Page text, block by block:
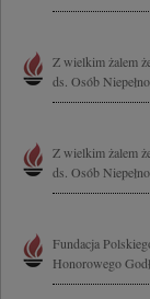
Z wielkim żalem
ds. Osób
Z wielkim żalem
ds. Osób
Fundacja
Honorowego